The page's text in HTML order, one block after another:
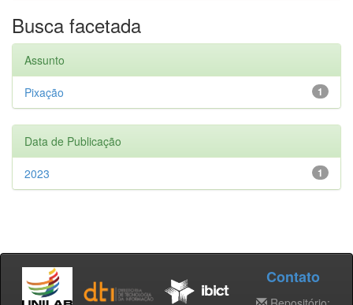
Busca facetada
Assunto
1
Pixação
Data de Publicação
1
2023
Contato